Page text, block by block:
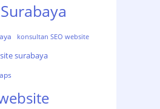
konsultan SEO website
surabaya